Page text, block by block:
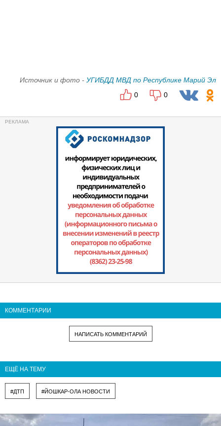
Источник и фото - УГИБДД МВД по Республике Марий Эл
0
0
КОММЕНТАРИИ
НАПИСАТЬ КОММЕНТАРИЙ
ЕЩЁ НА ТЕМУ
#ДТП #ЙОШКАР-ОЛА НОВОСТИ